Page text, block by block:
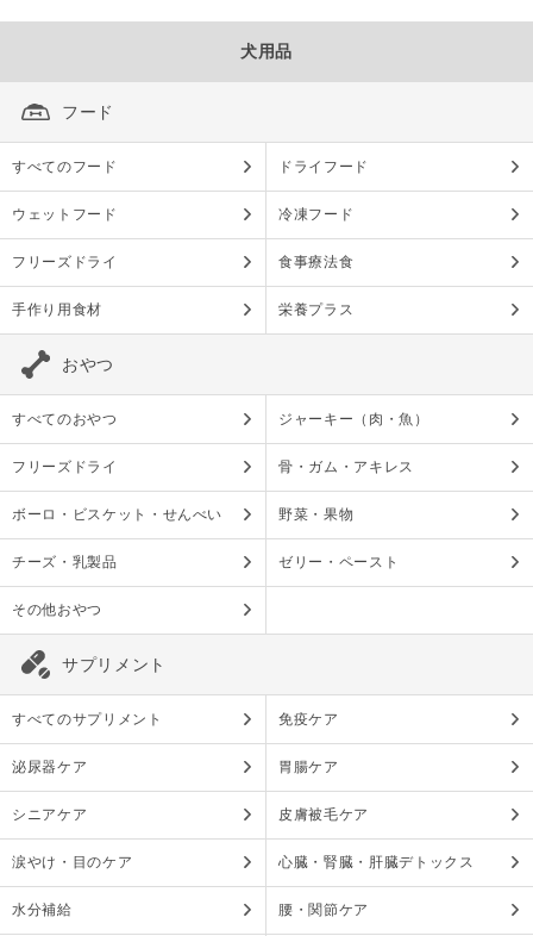
犬用品
フード
すべてのフード ドライフード
ウェットフード 冷凍フード
フリーズドライ 食事療法食
手作り用食材 栄養プラス
おやつ
すべてのおやつ ジャーキー（肉・魚）
フリーズドライ 骨・ガム・アキレス
ボーロ・ビスケット・せんべい 野菜・果物
チーズ・乳製品 ゼリー・ペースト
その他おやつ
サプリメント
すべてのサプリメント 免疫ケア
泌尿器ケア 胃腸ケア
シニアケア 皮膚被毛ケア
涙やけ・目のケア 心臓・腎臓・肝臓デトックス
水分補給 腰・関節ケア